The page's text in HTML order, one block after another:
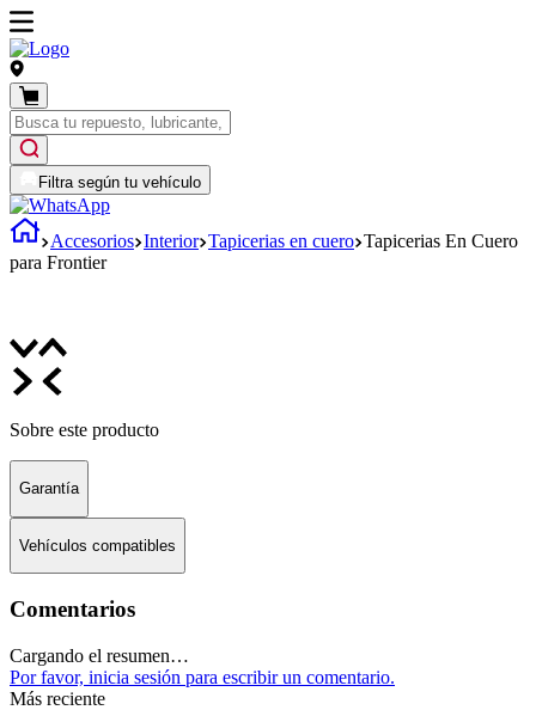
Filtra según tu vehículo
Accesorios Interior Tapicerias en cuero Tapicerias En Cuero
para Frontier
Sobre este producto
Garantía
Vehículos compatibles
Comentarios
Cargando el resumen…
Por favor, inicia sesión para escribir un comentario.
Más reciente